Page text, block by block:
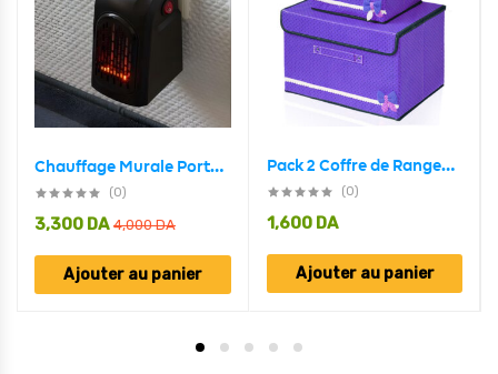
Chauffage Murale Portable Electrique 350W
(0)
4,000DA
3,300 DA
Ajouter au panier
Pack 2 Coffre de Rangement Pliable Pour Vêtements en Tissu de lin de coton
(0)
1,600 DA
Ajouter au panier